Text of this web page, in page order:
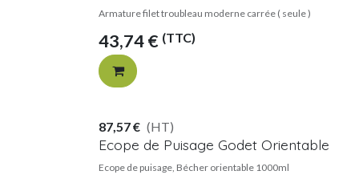
Armature filet troubleau moderne carrée ( seule )
43,74€ (TTC)
Ecope de Puisage Godet Orientable
Ecope de puisage, Bécher orientable 1000ml
87,57€ (HT)